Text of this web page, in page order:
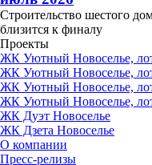
Строительство шестого
близится к финалу
Проекты
ЖК Уютный Новоселье,
ЖК Уютный Новоселье,
ЖК Уютный Новоселье,
ЖК Уютный Новоселье,
ЖК Дуэт Новоселье
ЖК Дзета Новоселье
О компании
Пресс-релизы